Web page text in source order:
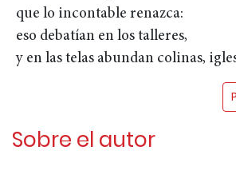
que lo incontable renazca:
eso debatían en los talleres,
y en las telas abundan colinas,
Sobre el autor